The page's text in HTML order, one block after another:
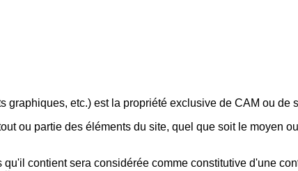
graphiques, etc.) est la propriété exclusive de CAM ou de
ou partie des éléments du site, quel que soit le moyen
contient sera considérée comme constitutive d'une